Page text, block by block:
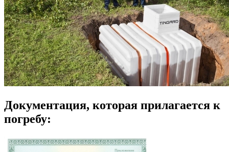
Документация, которая прилагается к
погребу: